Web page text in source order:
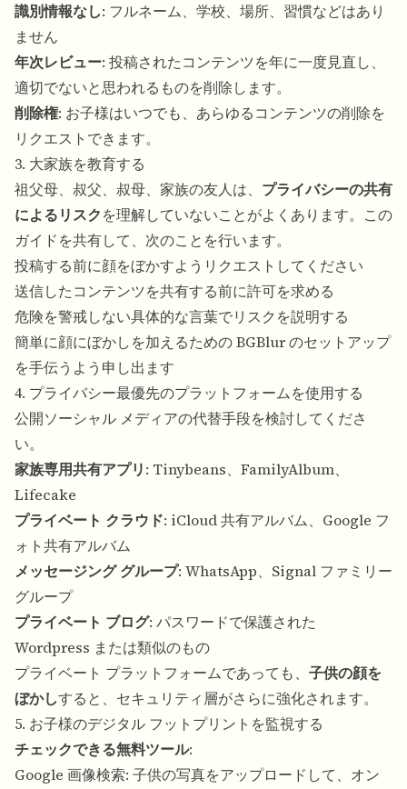
識別情報なし: フルネーム、学校、場所、習慣などはあり
ません
年次レビュー: 投稿されたコンテンツを年に一度見直し、
適切でないと思われるものを削除します。
削除権: お子様はいつでも、あらゆるコンテンツの削除を
リクエストできます。
3. 大家族を教育する
祖父母、叔父、叔母、家族の友人は、 プライバシーの共有
によるリスクを理解していないことがよくあります。この
ガイドを共有して、次のことを行います。
投稿する前に顔をぼかすようリクエストしてください
送信したコンテンツを共有する前に許可を求める
危険を警戒しない具体的な言葉でリスクを説明する
簡単に顔にぼかしを加えるための BGBlur のセットアップ
を手伝うよう申し出ます
4. プライバシー最優先のプラットフォームを使用する
公開ソーシャル メディアの代替手段を検討してくださ
い。
家族専用共有アプリ: Tinybeans、FamilyAlbum、
Lifecake
プライベート クラウド: iCloud 共有アルバム、Google フ
ォト共有アルバム
メッセージング グループ: WhatsApp、Signal ファミリー
グループ
プライベート ブログ: パスワードで保護された
Wordpress または類似のもの
プライベート プラットフォームであっても、 子供の顔を
ぼかしすると、セキュリティ層がさらに強化されます。
5. お子様のデジタル フットプリントを監視する
チェックできる無料ツール:
Google 画像検索: 子供の写真をアップロードして、オン